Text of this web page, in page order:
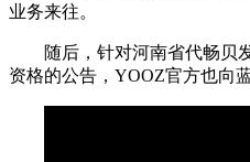
业务来往。
随后，针对河南省代畅贝
资格的公告，YOOZ官方也向